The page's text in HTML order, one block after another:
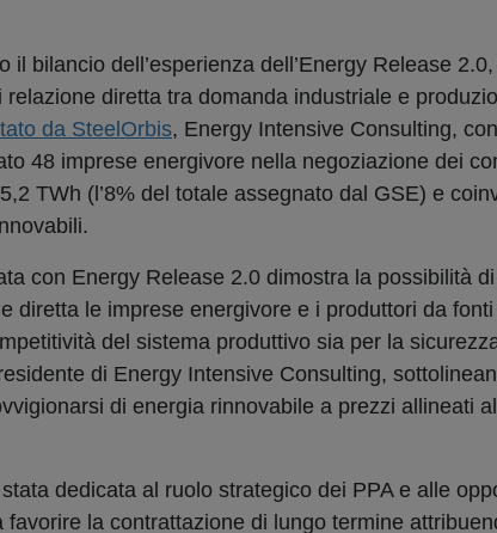
il bilancio dell’esperienza dell’Energy Release
diretta tra domanda industriale e
da SteelOrbis, Energy Intensive Consulting,
48 imprese energivore nella negoziazione dei
TWh (l’8% del totale assegnato dal GSE) e
con Energy Release 2.0 dimostra la possibilità
diretta le imprese energivore e i produttori da
del sistema produttivo sia per la
di Energy Intensive Consulting,
di energia rinnovabile a prezzi allineati
dedicata al ruolo strategico dei PPA e alle
favorire la contrattazione di lungo termine